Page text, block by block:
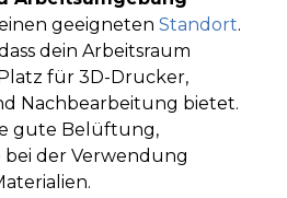
geeigneten Standort.
dein Arbeitsraum
für 3D-Drucker,
Nachbearbeitung bietet.
gute Belüftung,
bei der Verwendung